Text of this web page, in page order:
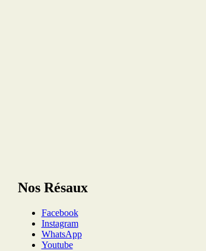
Nos Résaux
Facebook
Instagram
WhatsApp
Youtube